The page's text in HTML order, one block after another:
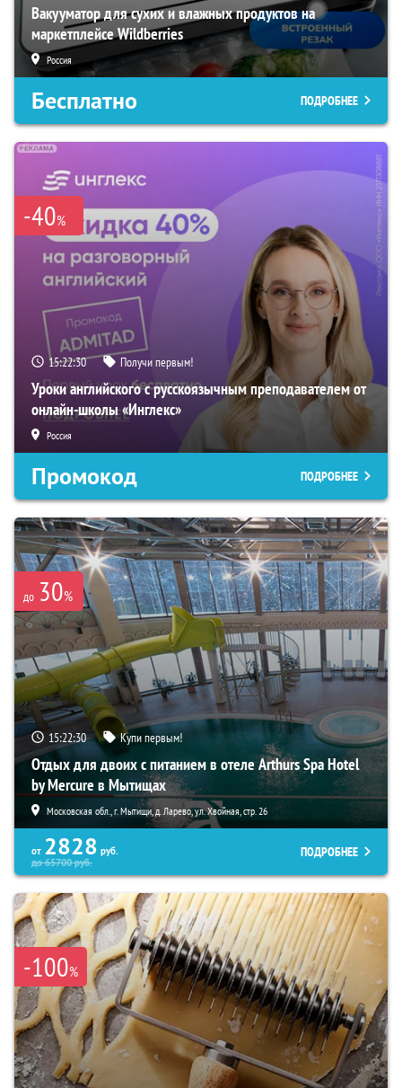
Вакууматор для сухих и влажных продуктов на
маркетплейсе Wildberries
Россия
Бесплатно ПОДРОБНЕЕ
-40%
15:22:28 Получи первым!
Уроки английского с русскоязычным преподавателем от
онлайн-школы «Инглекс»
Россия
Промокод ПОДРОБНЕЕ
до 30%
15:22:28 Купи первым!
Отдых для двоих с питанием в отеле Arthurs Spa Hotel
by Mercure в Мытищах
Московская обл., г. Мытищи, д. Ларево, ул. Хвойная, стр. 26
от 2828 руб.
до65700руб.
ПОДРОБНЕЕ
-100%